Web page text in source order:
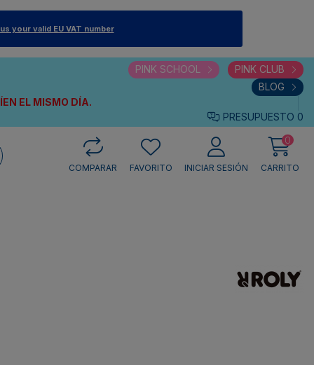
your valid EU VAT number
EL MISMO DÍA.
PINK SCHOOL
PINK CLUB
BLOG
PRESUPUESTO 0
COMPARAR
FAVORITO INICIAR SESIÓN
0
CARRITO